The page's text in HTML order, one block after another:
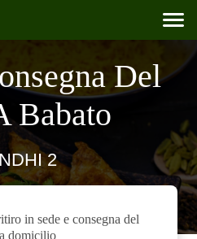
Del
Babato
2
in sede e consegna del
domicilio